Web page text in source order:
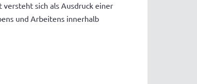
sich als Ausdruck einer
und Arbeitens innerhalb